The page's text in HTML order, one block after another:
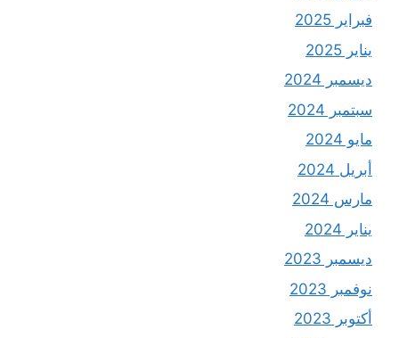
فبراير 2025
يناير 2025
ديسمبر 2024
سبتمبر 2024
مايو 2024
أبريل 2024
مارس 2024
يناير 2024
ديسمبر 2023
نوفمبر 2023
أكتوبر 2023